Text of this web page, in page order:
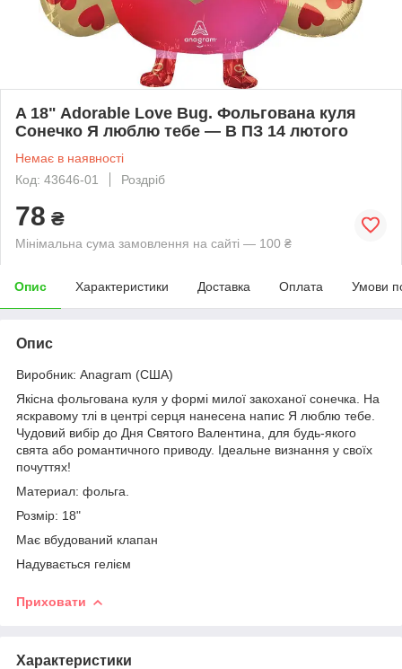
A 18" Adorable Love Bug. Фольгована куля
Сонечко Я люблю тебе — В ПЗ 14 лютого
Немає в наявності
Код: 43646-01
Роздріб
78 ₴
Мінімальна сума замовлення на сайті — 100 ₴
Опис Характеристики Доставка Оплата Умови
Опис
Виробник: Anagram (США)
Якісна фольгована куля у формі милої закоханої сонечка. На
яскравому тлі в центрі серця нанесена напис Я люблю тебе.
Чудовий вибір до Дня Святого Валентина, для будь-якого
свята або романтичного приводу. Ідеальне визнання у своїх
почуттях!
Материал: фольга.
Розмір: 18"
Має вбудований клапан
Надувається гелієм
Приховати
Характеристики